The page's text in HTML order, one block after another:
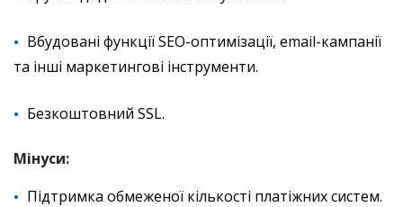
Вбудовані функції SEO-оптимізації, email-кампанії
та інші маркетингові інструменти.
Безкоштовний SSL.
Мінуси:
Підтримка обмеженої кількості платіжних систем.